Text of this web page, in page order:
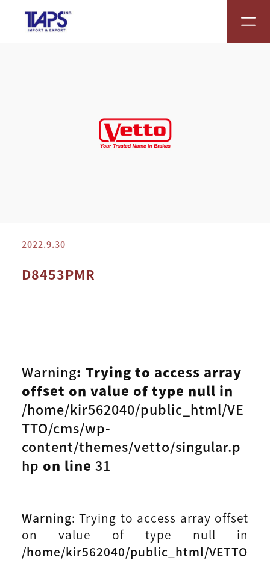
2022.9.30
D8453PMR
Warning: Trying to access array
offset on value of type null in
/home/kir562040/public_html/VE
TTO/cms/wp-
content/themes/vetto/singular.p
hp on line 31
Warning: Trying to access array offset
on value of type null in
/home/kir562040/public_html/VETTO